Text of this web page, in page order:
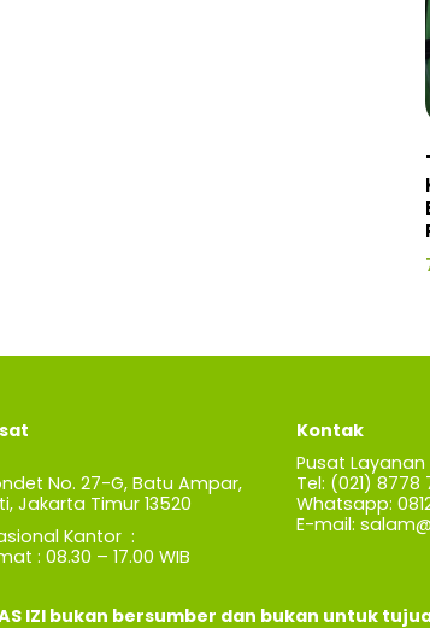
No. 27-G, Batu Ampar,
Jakarta Timur 13520
Kantor :
: 08.30 – 17.00 WIB
Kontak
Pusat
Tel: (021) 8778
Whatsapp:
E-mail:
IZI bukan bersumber dan bukan untuk